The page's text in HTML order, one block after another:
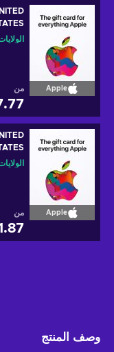
Apple من
Apple من
وصف المنتج